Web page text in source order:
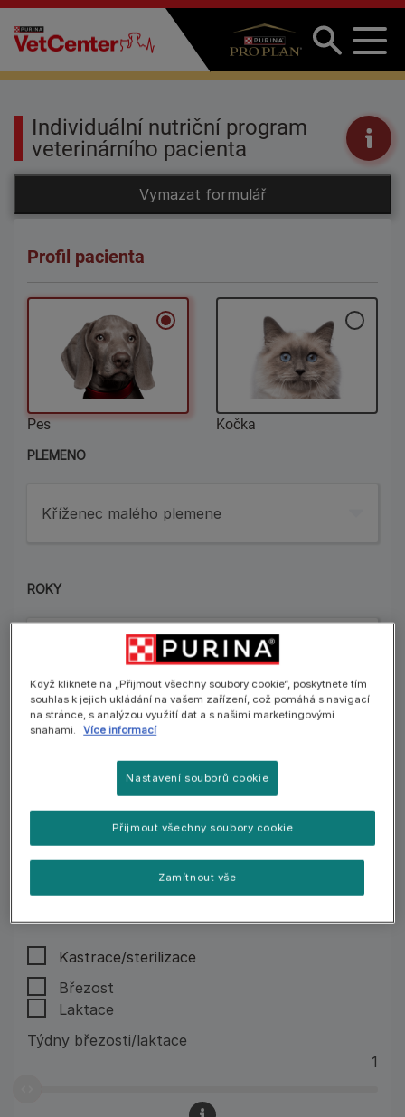
Přejít k hlavnímu obsahu
Individuální nutriční program
veterinárního pacienta
Profil pacienta
Pes Kočka
PLEMENO
Kříženec malého plemene
ROKY
Datum narození
MĚSÍCE
Datum narození
REPRODUČNÍ STAV
Kastrace/sterilizace
Březost
Laktace
Týdny březosti/laktace
1
Když kliknete na „Přijmout všechny soubory cookie“, poskytnete tím
souhlas k jejich ukládání na vašem zařízení, což pomáhá s navigací
na stránce, s analýzou využití dat a s našimi marketingovými
snahami.
Více informací
Nastavení souborů cookie
Zamítnout vše
Přijmout všechny soubory cookie